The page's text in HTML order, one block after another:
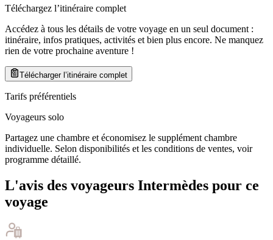
Téléchargez l’itinéraire complet
Accédez à tous les détails de votre voyage en un seul document :
itinéraire, infos pratiques, activités et bien plus encore. Ne manquez
rien de votre prochaine aventure !
Télécharger l’itinéraire complet
Tarifs préférentiels
Voyageurs solo
Partagez une chambre et économisez le supplément chambre
individuelle. Selon disponibilités et les conditions de ventes, voir
programme détaillé.
L'avis des voyageurs Intermèdes pour ce
voyage